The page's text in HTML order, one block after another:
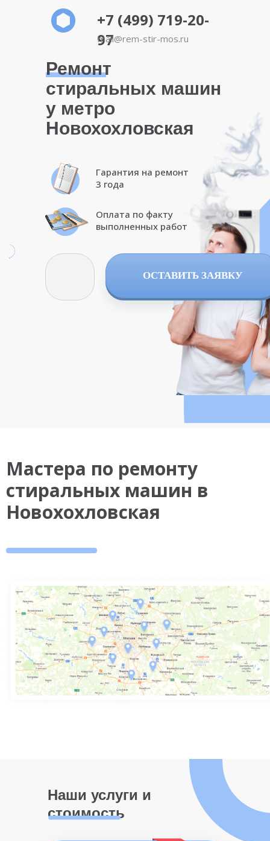
Ремонт
стиральных машин
у метро
Новохохловская
Гарантия на ремонт
3 года
Оплата по факту
выполненных работ
+7 (499) 719-20-
97
mail@rem-stir-mos.ru
ОСТАВИТЬ ЗАЯВКУ
Мастера по ремонту
стиральных машин в
Новохохловская
Наши услуги и
стоимость